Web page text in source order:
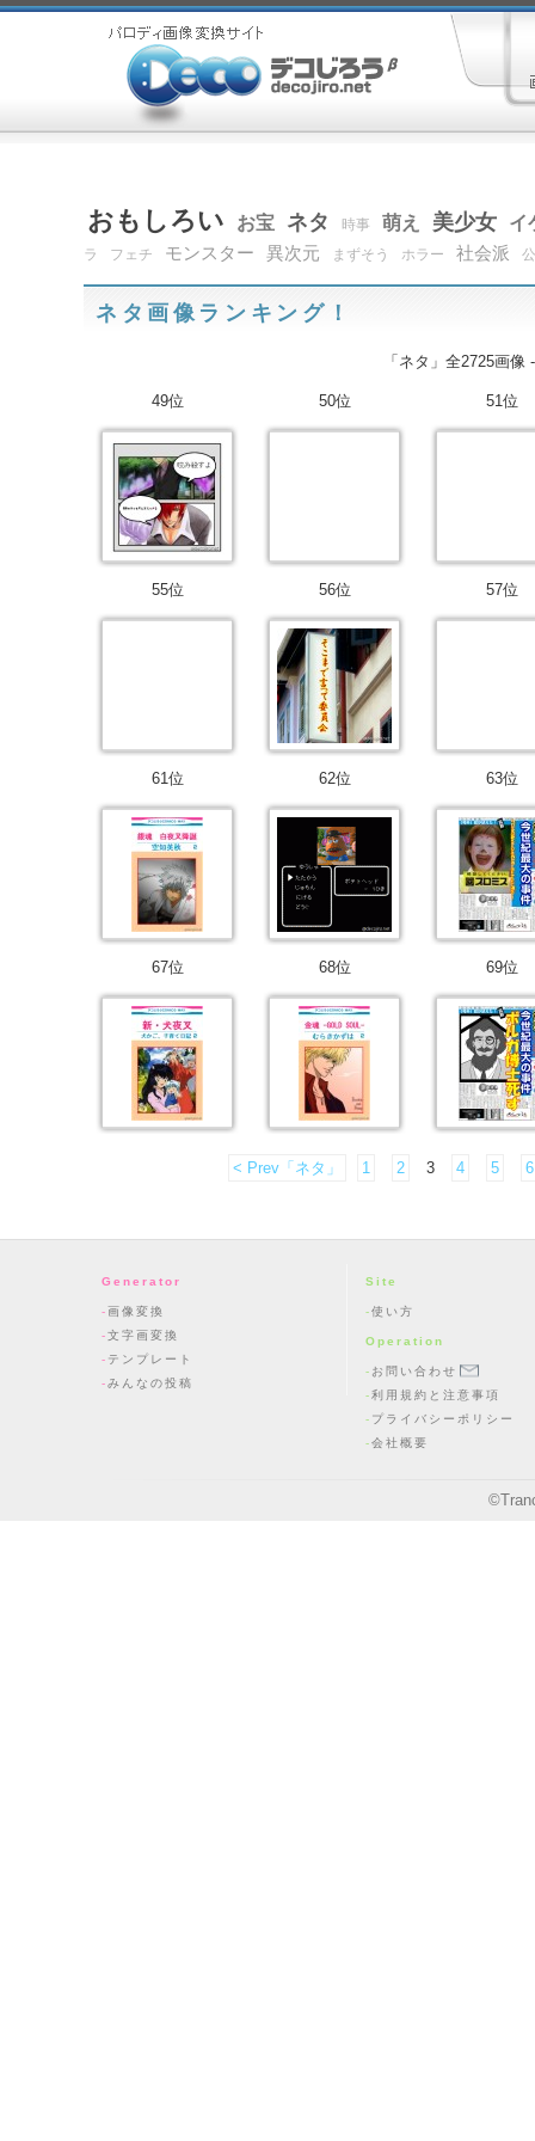
おもしろい お宝 ネタ 時事 萌え 美少女 イ
ラ フェチ モンスター 異次元 まずそう ホラー 社会派
ネタ画像ランキング！
「ネタ」全2725画像
49位 50位 51位
55位 56位 57位
61位 62位 63位
67位 68位 69位
< Prev「ネタ」 1 2 3 4 5 6
Generator
画像変換
文字画変換
テンプレート
みんなの投稿
Site
使い方
Operation
お問い合わせ
利用規約と注意事項
プライバシーポリシー
会社概要
©